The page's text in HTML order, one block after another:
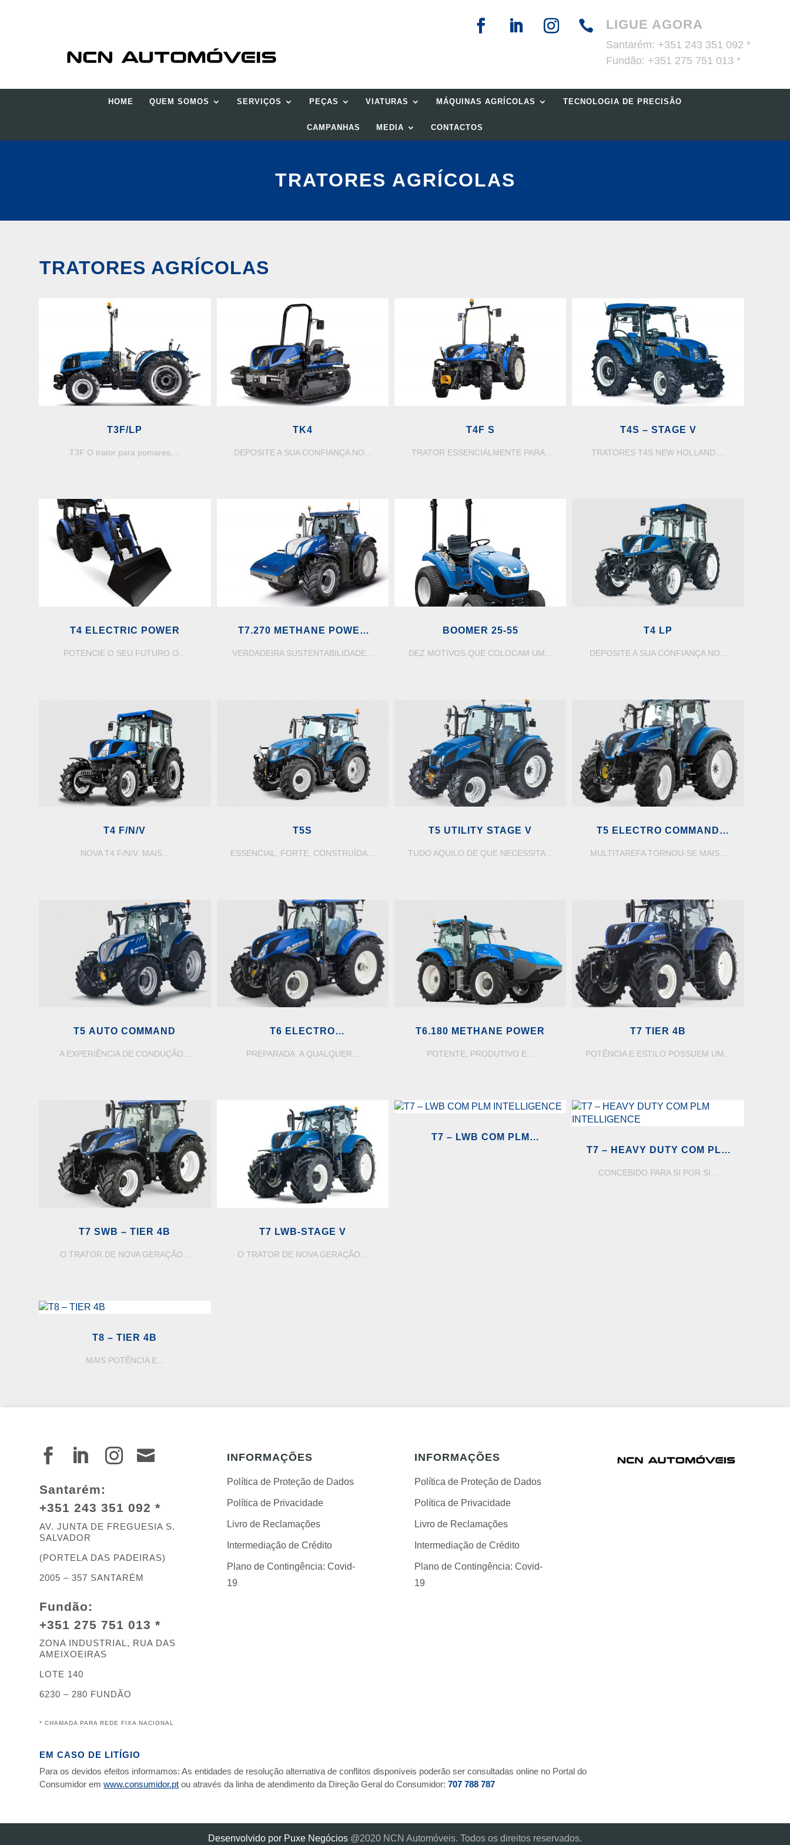
 LIGUE AGORA
Santarém: +351 243 351 092 *
Fundão: +351 275 751 013 *
HOME QUEM SOMOS SERVIÇOS PEÇAS VIATURAS MÁQUINAS AGRÍCOLAS TECNOLOGIA DE PRECISÃO
CAMPANHAS MEDIA CONTACTOS
TRATORES AGRÍCOLAS
TRATORES AGRÍCOLAS
T3F/LP
T3F O trator para pomares,...
T4 ELECTRIC POWER
POTENCIE O SEU FUTURO O...
T4 F/N/V
NOVA T4 F/N/V. MAIS...
T5 AUTO COMMAND
A EXPERIÊNCIA DE CONDUÇÃO...
T7 SWB – TIER 4B
O TRATOR DE NOVA GERAÇÃO...
T8 – TIER 4B
MAIS POTÊNCIA E...
TK4
DEPOSITE A SUA CONFIANÇA NO...
T7.270 METHANE POWER
VERDADEIRA SUSTENTABILIDADE...
T5S
ESSENCIAL, FORTE, CONSTRUÍDA...
T6 ELECTRO
COMMAND/ AUTO COMMAND
PREPARADA. A QUALQUER...
T7 LWB-STAGE V
O TRATOR DE NOVA GERAÇÃO...
T4F S
TRATOR ESSENCIALMENTE PARA...
BOOMER 25-55
DEZ MOTIVOS QUE COLOCAM UM...
T5 UTILITY STAGE V
TUDO AQUILO DE QUE NECESSITA...
T6.180 METHANE POWER
POTENTE, PRODUTIVO E...
T7 – LWB COM PLM
T4S – STAGE V
TRATORES T4S NEW HOLLAND....
T4 LP
DEPOSITE A SUA CONFIANÇA NO...
T5 ELECTRO COMMAND
MULTITAREFA TORNOU-SE MAIS...
T7 TIER 4B
POTÊNCIA E ESTILO POSSUEM UM...
T7 – HEAVY DUTY COM PLM
CONCEBIDO PARA SI POR SI...
   
Santarém:
+351 243 351 092 *
AV. JUNTA DE FREGUESIA S.
SALVADOR
(PORTELA DAS PADEIRAS)
2005 – 357 SANTARÉM
Fundão:
+351 275 751 013 *
ZONA INDUSTRIAL, RUA DAS
AMEIXOEIRAS
LOTE 140
6230 – 280 FUNDÃO
*CHAMADA PARA REDE FIXA NACIONAL
INFORMAÇÕES
Política de Proteção de Dados
Política de Privacidade
Livro de Reclamações
Intermediação de Crédito
Plano de Contingência: Covid-
19
INFORMAÇÕES
Política de Proteção de Dados
Política de Privacidade
Livro de Reclamações
Intermediação de Crédito
Plano de Contingência: Covid-
19
EM CASO DE LITÍGIO
Para os devidos efeitos informamos: As entidades de resolução alternativa de conflitos disponíveis poderão ser consultadas online no Portal do
Consumidor em www.consumidor.pt ou através da linha de atendimento da Direção Geral do Consumidor: 707 788 787
Desenvolvido por Puxe Negócios @2020 NCN Automóveis. Todos os direitos reservados.